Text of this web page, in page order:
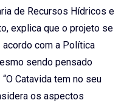
de Recursos Hídricos e
explica que o projeto se
com a Política
sendo pensado
Catavida tem no seu
os aspectos